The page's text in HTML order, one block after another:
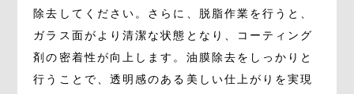
除去してください。さらに、脱脂作業を行うと、
ガラス面がより清潔な状態となり、コーティング
剤の密着性が向上します。油膜除去をしっかりと
行うことで、透明感のある美しい仕上がりを実現